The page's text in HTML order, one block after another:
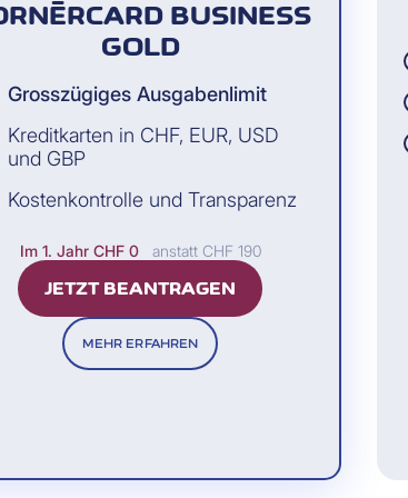
Finanz- und Spesenmanagementsysteme.
BUSINESS
GOLD
Grosszügiges Ausgabenlimit
Kreditkarten in CHF, EUR, USD
und GBP
Kostenkontrolle und Transparenz
Im 1. Jahr CHF 0 anstatt CHF 190
JETZT BEANTRAGEN
MEHR ERFAHREN